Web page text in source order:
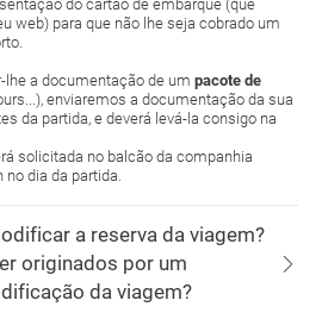
do cartão de embarque (que
web) para que não lhe seja cobrado um
a documentação de um pacote de
enviaremos a documentação da sua
da partida, e deverá levá-la consigo na
solicitada no balcão da companhia
no dia da partida.
a reserva da viagem?
originados por um
da viagem?